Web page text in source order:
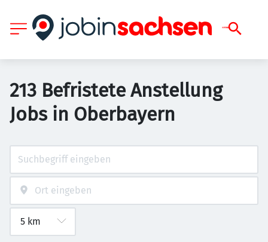
213 Befristete Anstellung
Jobs in Oberbayern